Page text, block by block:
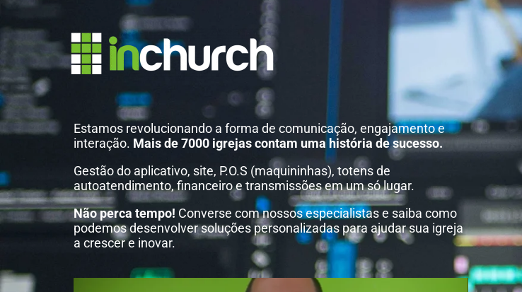
Estamos revolucionando a forma de comunicação, engajamento e
interação. Mais de 7000 igrejas contam uma história de sucesso.
Gestão do aplicativo, site, P.O.S (maquininhas), totens de
autoatendimento, financeiro e transmissões em um só lugar.
Não perca tempo! Converse com nossos especialistas e saiba como
podemos desenvolver soluções personalizadas para ajudar sua igreja
a crescer e inovar.